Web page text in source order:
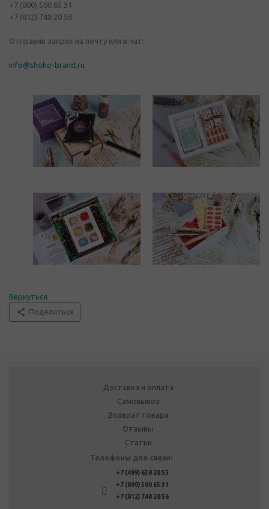
+7 (800) 500 65 31
+7 (812) 748 20 56
Отправив запрос на почту или в чат:
info@shoko-brand.ru
Вернуться
Поделиться
Доставка и оплата
Самовывоз
Возврат товара
Отзывы
Статьи
Телефоны для связи:
+7 (499) 638 20 55
+7 (800) 500 65 31
+7 (812) 748 20 56